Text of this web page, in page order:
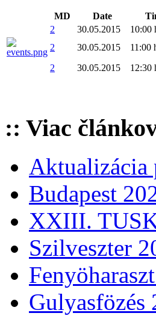
MD Date
2
30.05.2015 10:00
2
30.05.2015 11:00
2
30.05.2015 12:30
:: Viac
Aktualizácia
Budapest
XXIII.
Szilveszter
Gulyasfözés